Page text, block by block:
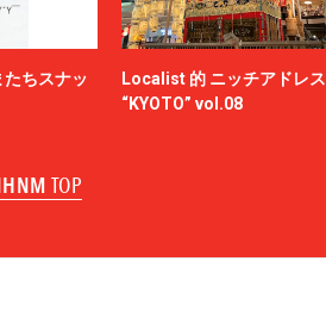
ちスナッ
Localist 的 ニッチアドレス
“KYOTO” vol.08
TOP